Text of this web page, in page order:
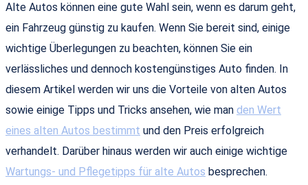
Alte Autos können eine gute Wahl sein, wenn es darum geht,
ein Fahrzeug günstig zu kaufen. Wenn Sie bereit sind, einige
wichtige Überlegungen zu beachten, können Sie ein
verlässliches und dennoch kostengünstiges Auto finden. In
diesem Artikel werden wir uns die Vorteile von alten Autos
sowie einige Tipps und Tricks ansehen, wie man den Wert
eines alten Autos bestimmt und den Preis erfolgreich
verhandelt. Darüber hinaus werden wir auch einige wichtige
Wartungs- und Pflegetipps für alte Autos besprechen.